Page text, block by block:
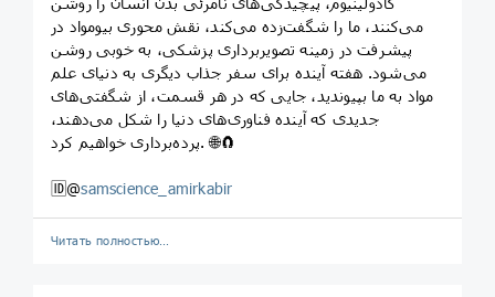
می‌کنند، ما را شگفت‌زده می‌کند، نقش محوری بیومواد در
پیشرفت در زمینه تصویربرداری پزشکی، به خوبی روشن
می‌شود. هفته آینده برای سفر جذاب دیگری به دنیای علم
مواد به ما بپیوندید، جایی که در هر قسمت، از شگفتی‌های
جدیدی که آینده فناوری‌های دنیا را شکل می‌دهند،
پرده‌برداری خواهیم کرد. 🌐🧲
🆔@samscience_amirkabir
Читать полностью…